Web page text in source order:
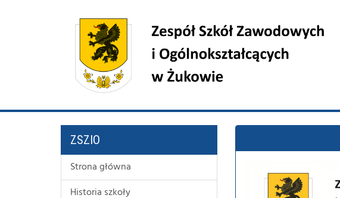
ZSZIO
Strona główna
Historia szkoły